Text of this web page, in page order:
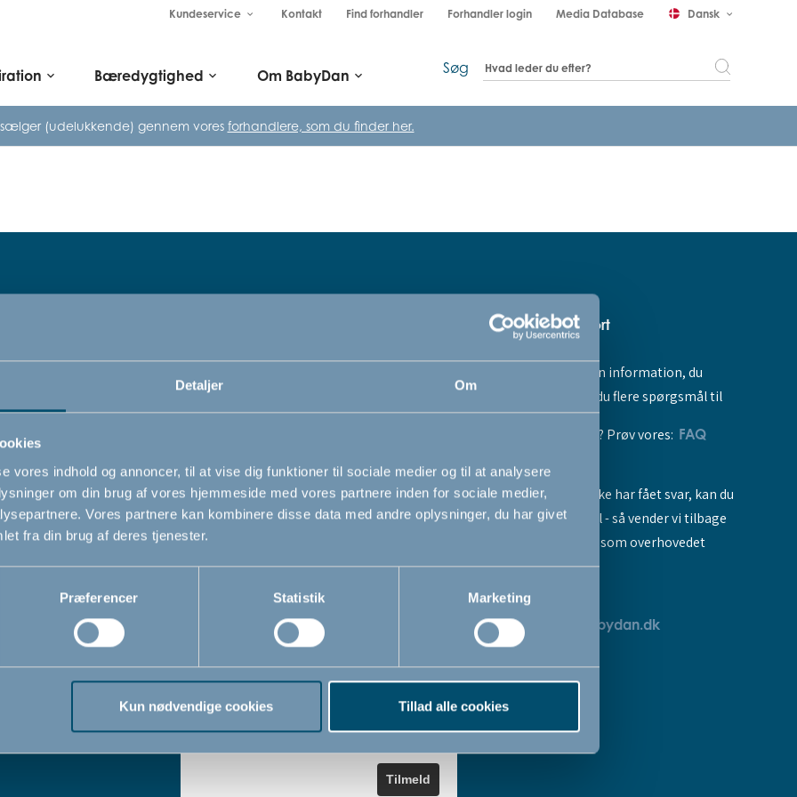
Detaljer Om
vores indhold og annoncer, til at vise dig funktioner til sociale medier og til at analysere
om din brug af vores hjemmeside med vores partnere inden for sociale medier,
Vores partnere kan kombinere disse data med andre oplysninger, du har givet
fra din brug af deres tjenester.
Præferencer Statistik Marketing
Kun nødvendige cookies Tillad alle cookies
Kundeservice keyboard_arrow_down Kontakt Find forhandler Forhandler login Media Database Dansk keyboard_arrow_down
keyboard_arrow_down Bæredygtighed keyboard_arrow_down Om BabyDan keyboard_arrow_down Søg
(udelukkende) gennem vores forhandlere, som du finder her.
vi vil bare gerne informere dig om vores
Navn
Email
Jeg accepterer at modtage nyhedsbreve
Ved at tilmelde dig vores nyhedsbrev
Tilmeld
Hjælp & support
Fandt du ikke den information, du
søgte, eller har du flere spørgsmål til
vores produkter? Prøv vores: FAQ
Hvis du stadig ikke har fået svar, kan du
sende os en mail - så vender vi tilbage
til dig så hurtigt som overhovedet
muligt:
servicedk@babydan.dk